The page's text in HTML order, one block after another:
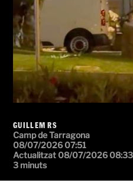
GUILLEM RS
Camp de Tarragona
08/07/2026 07:51
Actualitzat 08/07/2026 08:33
3 minuts